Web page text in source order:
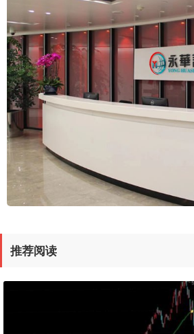
推荐阅读